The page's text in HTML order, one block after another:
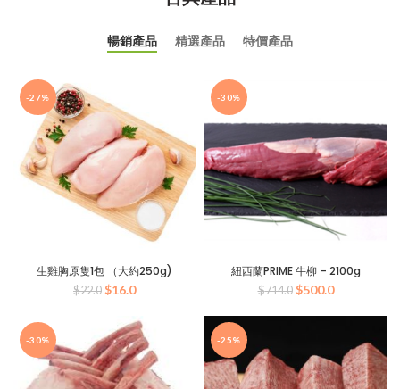
暢銷產品 精選產品 特價產品
-27%
生雞胸原隻1包 （大約250g)
$22.0 原
格：
$22.0。
$16.0目
價
格：
$16.0。
-30%
紐西蘭PRIME 牛柳 – 2100g
$714.0 原
價
$714.0。
$500.0目
價
$500.0。
-30% -25%